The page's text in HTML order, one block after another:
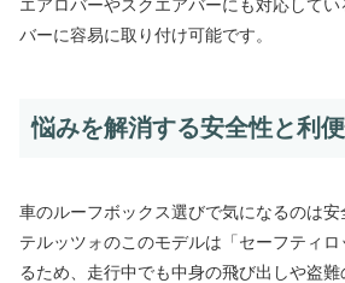
エアロバーやスクエアバーにも対応して
バーに容易に取り付け可能です。
悩みを解消する安全性と利
車のルーフボックス選びで気になるのは安
テルッツォのこのモデルは「セーフティ
るため、走行中でも中身の飛び出しや盗難